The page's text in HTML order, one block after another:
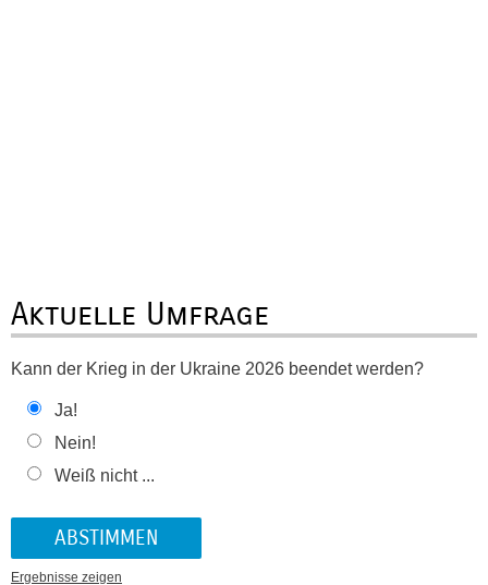
Aktuelle Umfrage
Kann der Krieg in der Ukraine 2026 beendet werden?
Ja!
Nein!
Weiß nicht ...
Ergebnisse zeigen